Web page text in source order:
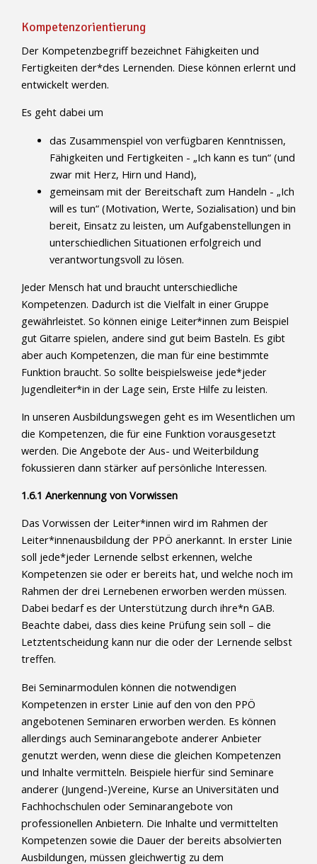
Kompetenzorientierung
Der Kompetenzbegriff bezeichnet Fähigkeiten und
Fertigkeiten der*des Lernenden. Diese können erlernt und
entwickelt werden.
Es geht dabei um
das Zusammenspiel von verfügbaren Kenntnissen,
Fähigkeiten und Fertigkeiten - „Ich kann es tun“ (und
zwar mit Herz, Hirn und Hand),
gemeinsam mit der Bereitschaft zum Handeln - „Ich
will es tun“ (Motivation, Werte, Sozialisation) und bin
bereit, Einsatz zu leisten, um Aufgabenstellungen in
unterschiedlichen Situationen erfolgreich und
verantwortungsvoll zu lösen.
Jeder Mensch hat und braucht unterschiedliche
Kompetenzen. Dadurch ist die Vielfalt in einer Gruppe
gewährleistet. So können einige Leiter*innen zum Beispiel
gut Gitarre spielen, andere sind gut beim Basteln. Es gibt
aber auch Kompetenzen, die man für eine bestimmte
Funktion braucht. So sollte beispielsweise jede*jeder
Jugendleiter*in in der Lage sein, Erste Hilfe zu leisten.
In unseren Ausbildungswegen geht es im Wesentlichen um
die Kompetenzen, die für eine Funktion vorausgesetzt
werden. Die Angebote der Aus- und Weiterbildung
fokussieren dann stärker auf persönliche Interessen.
1.6.1 Anerkennung von Vorwissen
Das Vorwissen der Leiter*innen wird im Rahmen der
Leiter*innenausbildung der PPÖ anerkannt. In erster Linie
soll jede*jeder Lernende selbst erkennen, welche
Kompetenzen sie oder er bereits hat, und welche noch im
Rahmen der drei Lernebenen erworben werden müssen.
Dabei bedarf es der Unterstützung durch ihre*n GAB.
Beachte dabei, dass dies keine Prüfung sein soll – die
Letztentscheidung kann nur die oder der Lernende selbst
treffen.
Bei Seminarmodulen können die notwendigen
Kompetenzen in erster Linie auf den von den PPÖ
angebotenen Seminaren erworben werden. Es können
allerdings auch Seminarangebote anderer Anbieter
genutzt werden, wenn diese die gleichen Kompetenzen
und Inhalte vermitteln. Beispiele hierfür sind Seminare
anderer (Jungend-)Vereine, Kurse an Universitäten und
Fachhochschulen oder Seminarangebote von
professionellen Anbietern. Die Inhalte und vermittelten
Kompetenzen sowie die Dauer der bereits absolvierten
Ausbildungen, müssen gleichwertig zu dem